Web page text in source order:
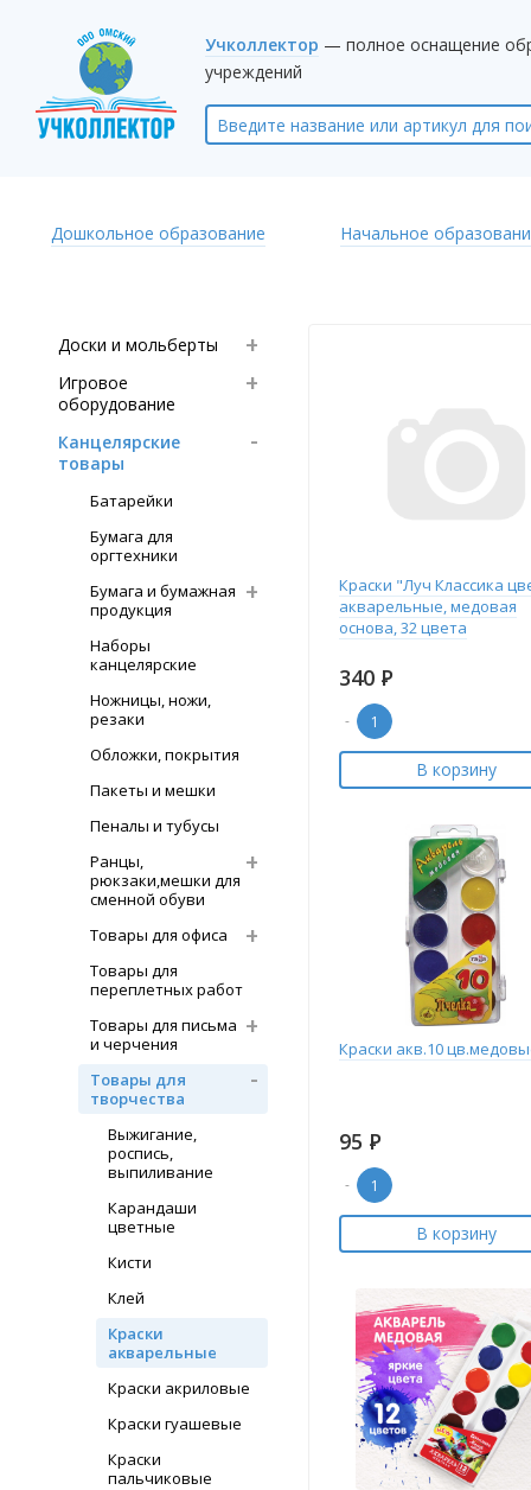
Учколлектор — полное оснащение
учреждений
Дошкольное образование Начальное
Доски и мольберты
Игровое
оборудование
Канцелярские
товары
Батарейки
Бумага для
оргтехники
Бумага и бумажная
продукция
Наборы
канцелярские
Ножницы, ножи,
резаки
Обложки, покрытия
Пакеты и мешки
Пеналы и тубусы
Ранцы,
рюкзаки,мешки для
сменной обуви
Товары для офиса
Товары для
переплетных работ
Товары для письма
и черчения
Товары для
творчества
Выжигание,
роспись,
выпиливание
Карандаши
цветные
Кисти
Клей
Краски
акварельные
Краски акриловые
Краски гуашевые
Краски
пальчиковые
Краски "Луч Классика
акварельные, медовая
основа, 32 цвета
340 Р
-
В корзину
Краски акв.10
95 Р
-
В корзину